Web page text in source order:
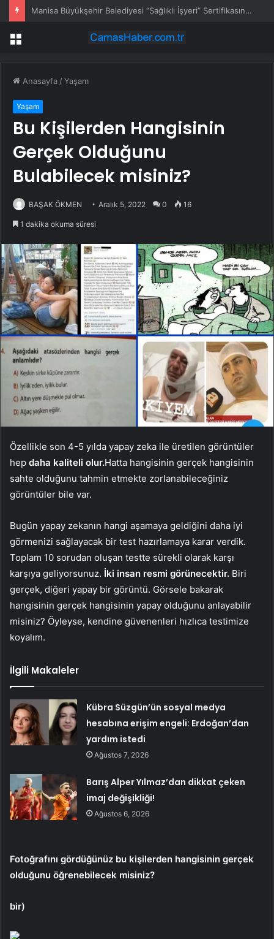
Aksaray’da Trafik Kazası: 5 Yaralı
Menü
Anasayfa /Yaşam
Yaşam
Bu Kişilerden Hangisinin
Gerçek Olduğunu
Bulabilecek misiniz?
BAŞAK ÖKMEN Aralık 5, 2022 0 16
1 dakika okuma süresi
Özellikle son 4-5 yılda yapay zeka ile üretilen görüntüler
hep daha kaliteli olur.Hatta hangisinin gerçek hangisinin
sahte olduğunu tahmin etmekte zorlanabileceğiniz
görüntüler bile var.
Bugün yapay zekanın hangi aşamaya geldiğini daha iyi
görmenizi sağlayacak bir test hazırlamaya karar verdik.
Toplam 10 sorudan oluşan testte sürekli olarak karşı
karşıya geliyorsunuz. İki insan resmi görünecektir. Biri
gerçek, diğeri yapay bir görüntü. Görsele bakarak
hangisinin gerçek hangisinin yapay olduğunu anlayabilir
misiniz? Öyleyse, kendine güvenenleri hızlıca testimize
koyalım.
İlgili Makaleler
Kübra Süzgün’ün sosyal medya
hesabına erişim engeli: Erdoğan’dan
yardım istedi
Ağustos 7, 2026
Barış Alper Yılmaz’dan dikkat çeken
imaj değişikliği!
Ağustos 6, 2026
Fotoğrafını gördüğünüz bu kişilerden hangisinin gerçek
olduğunu öğrenebilecek misiniz?
bir)